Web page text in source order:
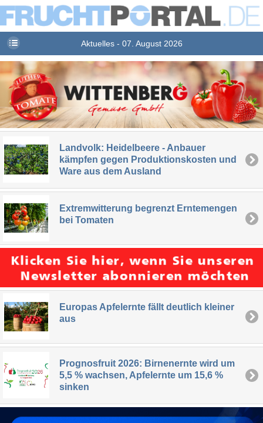
Aktuelles - 07. August 2026
Landvolk: Heidelbeere - Anbauer
kämpfen gegen Produktionskosten und
Ware aus dem Ausland
Extremwitterung begrenzt Erntemengen
bei Tomaten
Europas Apfelernte fällt deutlich kleiner
aus
Prognosfruit 2026: Birnenernte wird um
5,5 % wachsen, Apfelernte um 15,6 %
sinken